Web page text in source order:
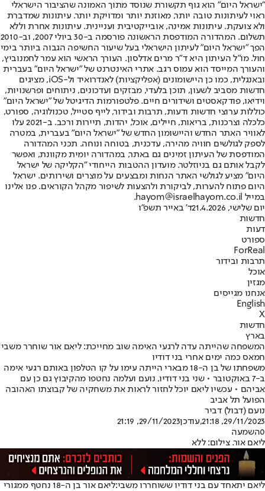
"ישראל היום" הוא גוף תקשורת שנוסד מתוך האמונה שהציבור הישראלי
ראוי לעיתונות טובה יותר, מאוזנת יותר ומדויקת יותר. עיתונות שמדברת
ולא צועקת. עיתונות אמינה, אובייקטיבית ועניינית. עיתונות אחרת וללא
תשלום. המהדורה המודפסת הראשונה פורסמה ב-30 ביולי 2007, וב-2010
הפך "ישראל היום" לעיתון הישראלי בעל שיעור החשיפה הגבוה ביותר בימי
חול. מו"ל העיתון היא ד"ר מרים אדלסון. העורך הראשי הוא עמר לחמנוביץ,
והעורך המייסד הוא עמוס רגב. אתרי האינטרנט של "ישראל היום" בעברית
ובאנגלית, כמו כן היישומונים (אפליקציות) לאנדרואיד ול-iOS, מציגים
חדשות מסביב לשעון, תוכן בלעדי, מבזקים ועדכונים, ניתוחים ופרשנויות,
וידיאו, פודקאסטים ושידורים חיים. פלטפורמות הדיגיטל של "ישראל היום"
כוללות ערוצי חדשות ודעות, תרבות ובידור, לייף סטייל, טכנולוגיה, ספורט,
כלכלה וצרכנות, בריאות, חיילים, אוכל, יהדות, תיירות ורכב. ב-2021 עלו
לאוויר האתר החדש והיישומון החדש של "ישראל היום" בעברית, במטרה
לספק לגולשים חוויה מהירה, עדכנית, בטוחה ונוחה. תכני המהדורה
המודפסת של העיתון זמינים גם באתר, במהדורה יומית מקוונת, ואפשר
לקבל אותם גם בניוזלטר. מועדון ההטבות הייחודי "הקליקה של ישראל
היום" מציע לגולשי האתר הנחות ומבצעים על מוצרים ושירותים. ישראל
היום פתוח להערות, לביקורת ולהצעות לשיפור מקהל הקוראים. פנו אלינו
במייל hayom@israelhayom.co.il.
יום שלישי, 21.4.2026
ד' באייר תשפ"ו
חדשות
דעות
ספורט
ForReal
תרבות ובידור
אוכל
מגזין
אנחנו מגייסים
English
X
חדשות
בארץ
המשפחה שהייתה עדה לרגעי האימה שוב מחייכת: ליאם אור שוחרר משבי
חמאס כמה ימים אחרי בני דודיו
משפחתו של בן ה-18 מבארי הייתה עימו על קו הטלפון באותם רגעי אימה
ב-7 באוקטובר • שני בני דודיו, נועם ועלמה נחטפו מהקיבוץ גם כן עם
אביהם • עכשיו ליאם יוכל לחזור לראות את משחקיה של קבוצתו האהובה
הפועל תל אביב
נועם (דבול) דביר
29/11/2023, 21:18
,עודכן29/11/2023, 21:19
0השמעה
ליאם אור. צילום: ללא
ליאם יתאחד עם בני דודיו ששוחררו משבי:
ליאם אור בן ה-18 נחטף ממגורי